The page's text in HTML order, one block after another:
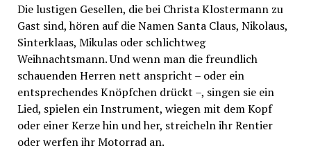
Die lustigen Gesellen, die bei Christa Klostermann zu
Gast sind, hören auf die Namen Santa Claus, Nikolaus,
Sinterklaas, Mikulas oder schlichtweg
Weihnachtsmann. Und wenn man die freundlich
schauenden Herren nett anspricht – oder ein
entsprechendes Knöpfchen drückt –, singen sie ein
Lied, spielen ein Instrument, wiegen mit dem Kopf
oder einer Kerze hin und her, streicheln ihr Rentier
oder werfen ihr Motorrad an.